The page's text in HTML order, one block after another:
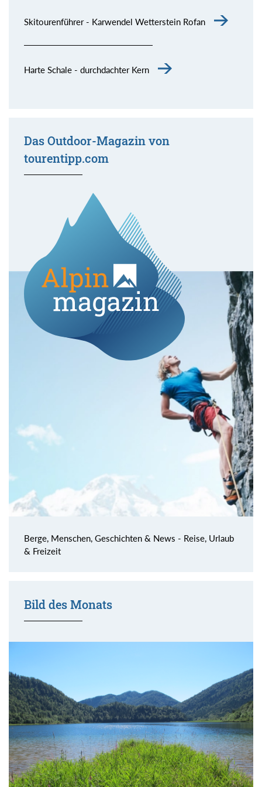
Skitourenführer - Karwendel Wetterstein Rofan
Harte Schale - durchdachter Kern
Das Outdoor-Magazin von
tourentipp.com
Berge, Menschen, Geschichten & News - Reise, Urlaub
& Freizeit
Bild des Monats